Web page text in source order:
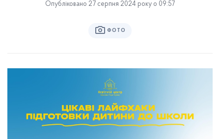
Опубліковано 27 серпня 2024 року о 09:57
ФОТО